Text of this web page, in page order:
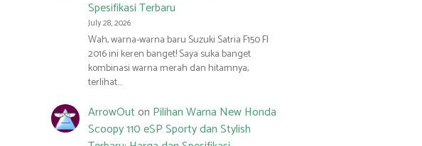
Spesifikasi Terbaru
July 28, 2026
Wah, warna-warna baru Suzuki Satria F150 FI
2016 ini keren banget! Saya suka banget
kombinasi warna merah dan hitamnya,
terlihat…
ArrowOuton Pilihan Warna New Honda
Scoopy 110 eSP Sporty dan Stylish